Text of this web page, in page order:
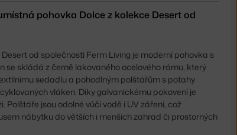
pohovka Dolce z kolekce Desert od
od společnosti Ferm Living je moderní pohovka s
se skládá z černě lakovaného ocelového rámu, který
sedadlu a pohodlným polštářům s potahy
vláken. Díky galvanickému pokovení je
Polštáře jsou odolné vůči vodě i UV záření, což
nábytku do větších i menších zahrad či prostorných